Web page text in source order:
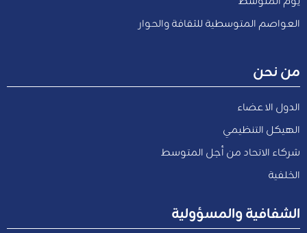
العواصم المتوسطية للثقافة والحوار
من نحن
الدول الاعضاء
الهيكل التنظيمي
شركاء الاتحاد من أجل المتوسط
الخلفية
الشفافية والمسؤولية